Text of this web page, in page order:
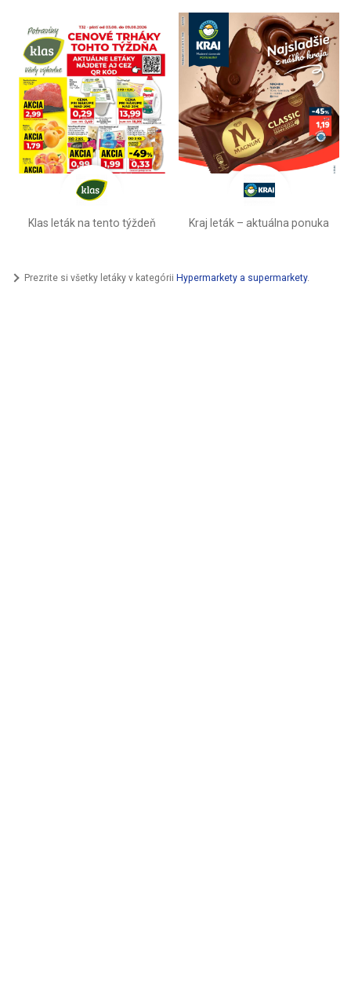
Klas leták na tento týždeň Kraj leták – aktuálna ponuka
Prezrite si všetky letáky v kategórii Hypermarkety a supermarkety.